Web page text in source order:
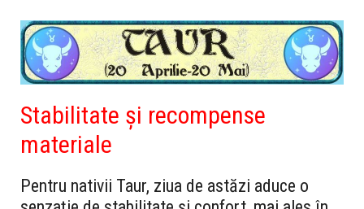
Stabilitate și recompense
materiale
Pentru nativii Taur, ziua de astăzi aduce o